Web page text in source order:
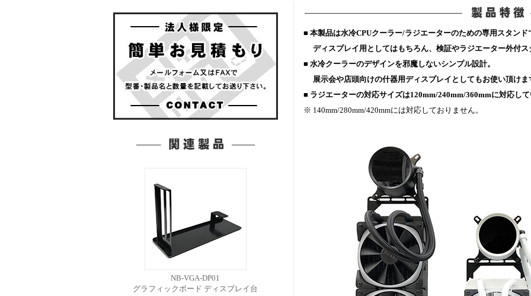
NB-VGA-DP01
グラフィックボード ディスプレイ台
■ 本製品は水冷CPUクーラー/ラジエーターのための専用スタンド
ディスプレイ用としてはもちろん、検証やラジエーター外付ス
■ 水冷クーラーのデザインを邪魔しないシンプル設計。
展示会や店頭向けの什器用ディスプレイとしてもお使い頂けま
■ ラジエーターの対応サイズは120mm/240mm/360mmに対応し
※ 140mm/280mm/420mmには対応しておりません。